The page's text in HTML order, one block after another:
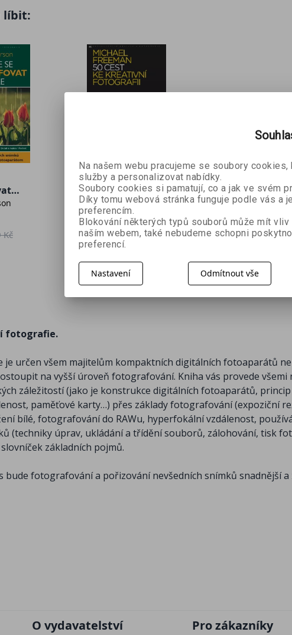
bude fotografování a pořizování nevšedních snímků snadnější
líbit:
Kč
fotografii
Michael Freeman
200 Kč 499 Kč
fotografie.
určen všem majitelům kompaktních digitálních fotoaparátů
na vyšší úroveň fotografování. Kniha vás provede
záležitostí (jako je konstrukce digitálních fotoaparátů,
paměťové karty…) přes základy fotografování (expoziční
bílé, fotografování do RAWu, hyperfokální vzdálenost,
(techniky úprav, ukládání a třídění souborů, zálohování, tisk
základních pojmů.
bude fotografování a pořizování nevšedních snímků snadnější
O vydavatelství Pro zákazníky
Na našem webu pracujeme se soubory
služby a personalizovat nabídky.
Soubory cookies si pamatují, co a jak ve svém
Díky tomu webová stránka funguje podle vás a
preferencím.
Blokování některých typů souborů může mít
naším webem, také nebudeme schopni
preferencí.
Nastavení Odmítnout vše